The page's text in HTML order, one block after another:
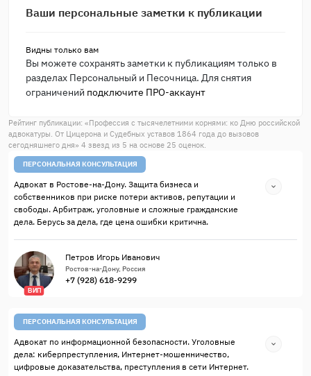
Ваши персональные заметки к публикации
Видны только вам
Вы можете сохранять заметки к публикациям только в
разделах Персональный и Песочница. Для снятия
ограничений подключите ПРО-аккаунт
Рейтинг публикации: «Профессия с тысячелетними корнями: ко Дню российской
адвокатуры. От Цицерона и Судебных уставов 1864 года до вызовов
сегодняшнего дня» 4 звезд из 5 на основе 25 оценок.
ПЕРСОНАЛЬНАЯ КОНСУЛЬТАЦИЯ
Адвокат в Ростове-на-Дону. Защита бизнеса и
собственников при риске потери активов, репутации и
свободы. Арбитраж, уголовные и сложные гражданские
дела. Берусь за дела, где цена ошибки критична.
ВИП
Петров Игорь Иванович
Ростов-на-Дону, Россия
+7 (928) 618-9299
ПЕРСОНАЛЬНАЯ КОНСУЛЬТАЦИЯ
Адвокат по информационной безопасности. Уголовные
дела: киберпреступления, Интернет-мошенничество,
цифровые доказательства, преступления в сети Интернет.